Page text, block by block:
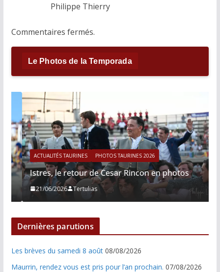
Philippe Thierry
Commentaires fermés.
Le Photos de la Temporada
ACTUALITÉS TAURINES PHOTOS TAURINES 2026
Istres, le retour de Cesar Rincon en photos
21/06/2026 Tertulias
Dernières parutions
Les brèves du samedi 8 août 08/08/2026
Maurrin, rendez vous est pris pour l’an prochain. 07/08/2026